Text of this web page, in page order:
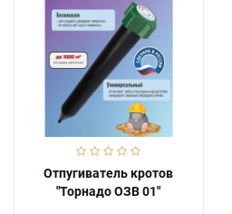
Отпугиватель кротов
"Торнадо ОЗВ 01"